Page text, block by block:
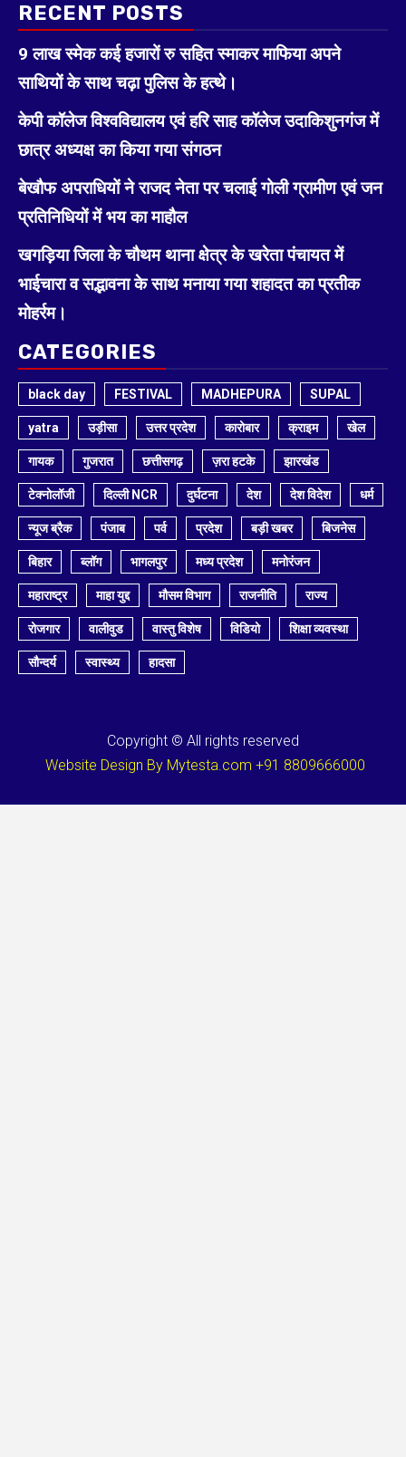
RECENT POSTS
9 लाख स्मेक कई हजारों रु सहित स्माकर माफिया अपने
साथियों के साथ चढ़ा पुलिस के हत्थे।
केपी कॉलेज विश्वविद्यालय एवं हरि साह कॉलेज उदाकिशुनगंज में
छात्र अध्यक्ष का किया गया संगठन
बेखौफ अपराधियों ने राजद नेता पर चलाई गोली ग्रामीण एवं जन
प्रतिनिधियों में भय का माहौल
खगड़िया जिला के चौथम थाना क्षेत्र के खरेता पंचायत में
भाईचारा व सद्भावना के साथ मनाया गया शहादत का प्रतीक
मोहर्रम।
CATEGORIES
black day FESTIVAL MADHEPURA SUPAL
yatra उड़ीसा उत्तर प्रदेश कारोबार क्राइम खेल
गायक गुजरात छत्तीसगढ़ ज़रा हटके झारखंड
टेक्नोलॉजी दिल्ली NCR दुर्घटना देश देश विदेश धर्म
न्यूज ब्रैक पंजाब पर्व प्रदेश बड़ी खबर बिजनेस
बिहार ब्लॉग भागलपुर मध्य प्रदेश मनोरंजन
महाराष्ट्र माहा युद्द मौसम विभाग राजनीति राज्य
रोजगार वालीवुड वास्तु विशेष विडियो शिक्षा व्यवस्था
सौन्दर्य स्वास्थ्य हादसा
Copyright © All rights reserved
Website Design By Mytesta.com +91 8809666000